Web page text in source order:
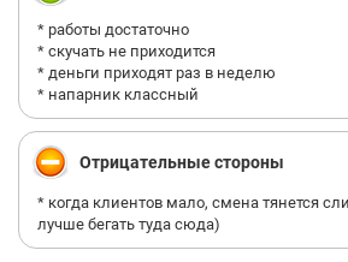
* работы достаточно
* скучать не приходится
* деньги приходят раз в неделю
* напарник классный
Отрицательные стороны
* когда клиентов мало, смена тянется
лучше бегать туда сюда)